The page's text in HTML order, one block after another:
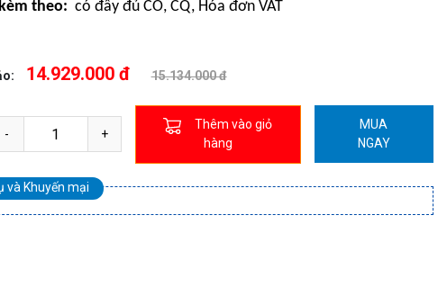
theo: có đầy đủ CO, CQ, Hóa đơn VAT
14.929.000 đ 15.134.000 đ
Thêm vào giỏ
hàng
MUA
NGAY
và Khuyến mại